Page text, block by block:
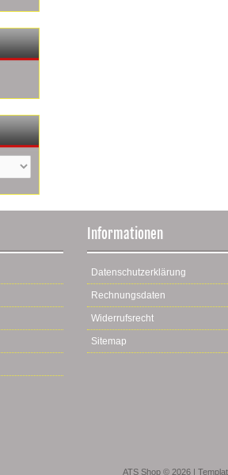
Informationen
Datenschutzerklärung
Rechnungsdaten
Widerrufsrecht
Sitemap
ATS Shop © 2026 |